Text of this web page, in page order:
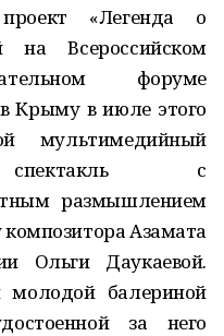
«Легенда о
на Всероссийском
форуме
Крыму в июле этого
мультимедийный
спектакль с
размышлением
Азамата
Ольги Даукаевой.
молодой балериной
за него